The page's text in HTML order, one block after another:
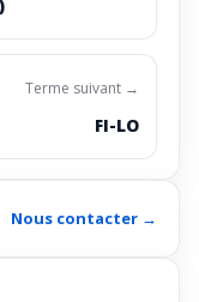
Terme suivant →
FI-LO
Nous contacter →